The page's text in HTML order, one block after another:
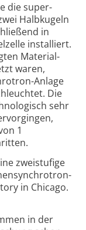
die super­
Halbkugeln
in
installiert.
Material­
waren,
Anlage
Die
sehr
1
zweistufige
in Chicago.
in der